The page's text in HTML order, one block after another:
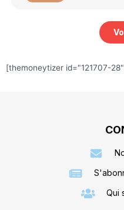
[themoneytizer id="121707-
Qui